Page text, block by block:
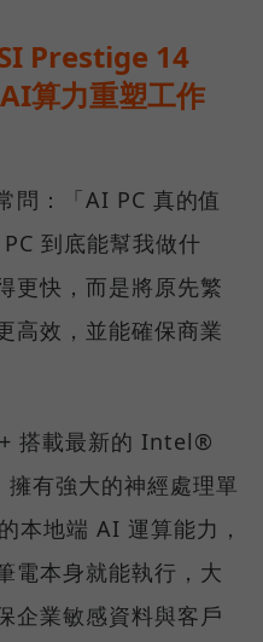
Prestige 14
算力重塑工作
問：「AI PC 真的值
到底能幫我做什
更快，而是將原先繁
高效，並能確保商業
搭載最新的 Intel®
有強大的神經處理單
本地端 AI 運算能力，
電本身就能執行，大
企業敏感資料與客戶